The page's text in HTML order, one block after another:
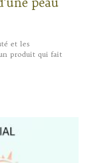
et les
produit qui fait